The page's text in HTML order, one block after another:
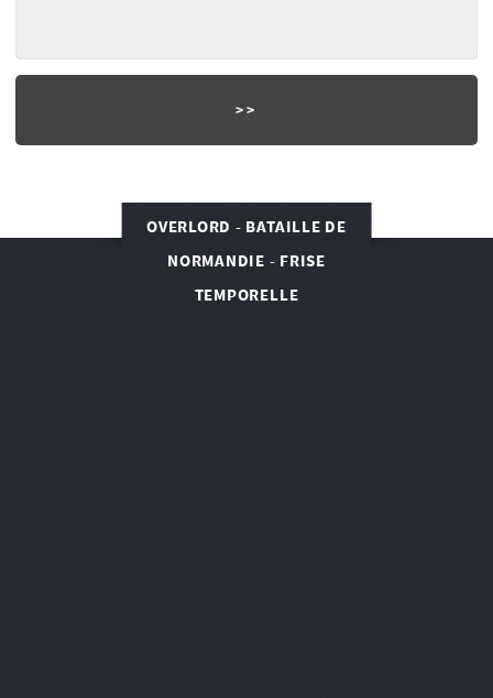
OVERLORD - BATAILLE DE
NORMANDIE - FRISE
TEMPORELLE